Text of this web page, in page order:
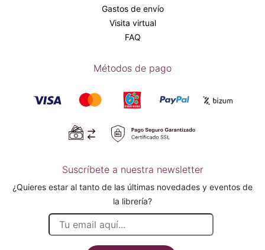
Gastos de envío
Visita virtual
FAQ
Métodos de pago
Suscríbete a nuestra newsletter
¿Quieres estar al tanto de las últimas novedades y eventos de
la librería?